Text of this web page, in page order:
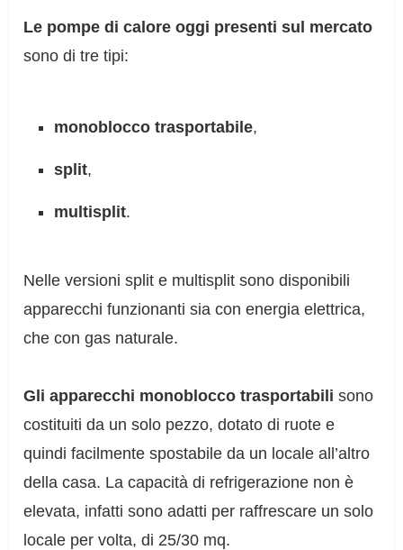
Le pompe di calore oggi presenti sul mercato
sono di tre tipi:
monoblocco trasportabile,
split,
multisplit.
Nelle versioni split e multisplit sono disponibili
apparecchi funzionanti sia con energia elettrica,
che con gas naturale.
Gli apparecchi monoblocco trasportabili sono
costituiti da un solo pezzo, dotato di ruote e
quindi facilmente spostabile da un locale all’altro
della casa. La capacità di refrigerazione non è
elevata, infatti sono adatti per raffrescare un solo
locale per volta, di 25/30 mq.